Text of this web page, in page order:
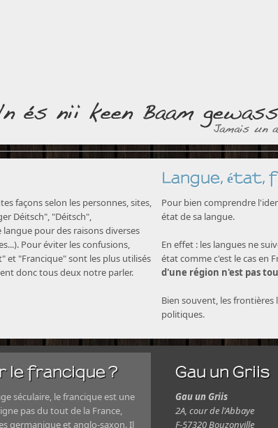
façons selon les personnes, sites,
Déitsch", "Déitsch",
pour des raisons diverses
Pour éviter les confusions,
et "Francique" sont les plus utilisés
donc tous deux notre parler.
Langue, état,
Pour bien comprendre
état de sa langue.
En effet : les langues ne
état comme c'est le cas en
d'une région n'est pas
Bien souvent, les
politiques.
le francique ?
séculaire, le francique est une
pas du tout de la France,
germanique et anglo-saxon. Il
Gau un Griis
Gau un Griis
2A, cour de l'Abbaye
F-57320 Bouzonville